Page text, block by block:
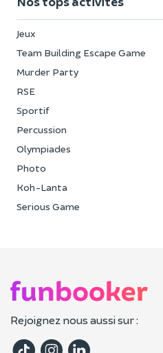
Jeux
Team Building Escape Game
Murder Party
RSE
Sportif
Percussion
Olympiades
Photo
Koh-Lanta
Serious Game
Rejoignez nous aussi sur :